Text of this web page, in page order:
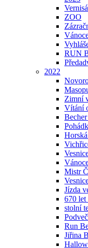
ZOO
RUN
2022
Zimní
Vítání
Mistr
Jízda
670 let
stolní
Run
Jiřina